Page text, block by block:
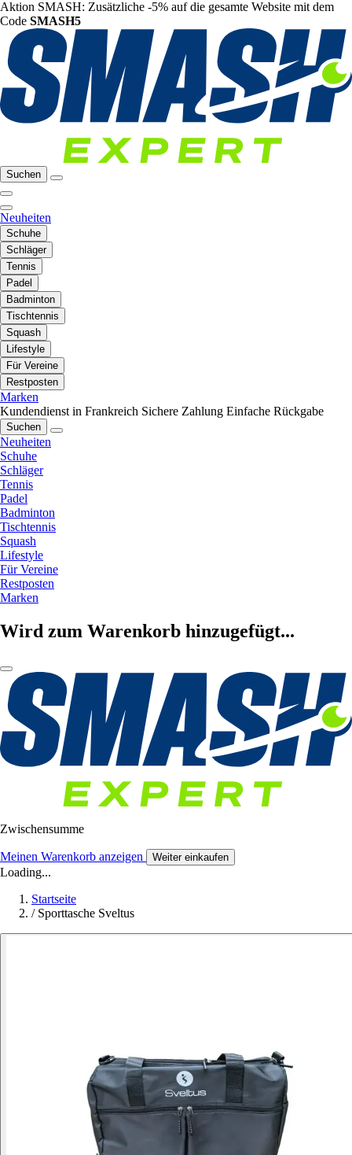
Aktion SMASH: Zusätzliche -5% auf die gesamte Website mit dem
Code SMASH5
Suchen
Neuheiten
Schuhe
Schläger
Tennis
Padel
Badminton
Tischtennis
Squash
Lifestyle
Für Vereine
Restposten
Marken
Kundendienst in Frankreich Sichere Zahlung Einfache Rückgabe
Suchen
Neuheiten
Schuhe
Schläger
Tennis
Padel
Badminton
Tischtennis
Squash
Lifestyle
Für Vereine
Restposten
Marken
Wird zum Warenkorb hinzugefügt...
Zwischensumme
Meinen Warenkorb anzeigen Weiter einkaufen
Loading...
Startseite
/ Sporttasche Sveltus